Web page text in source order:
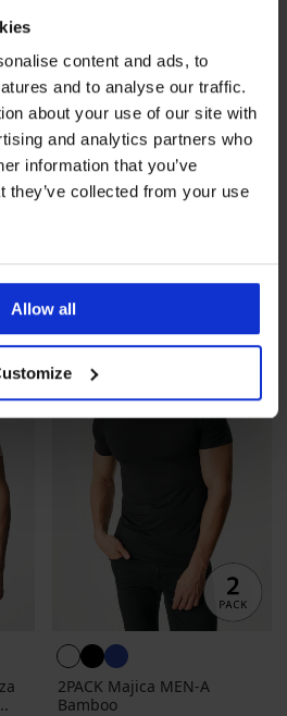
content and ads, to
and to analyse our traffic.
about your use of our site with
and analytics partners who
information that you’ve
they’ve collected from your use
Allow all
53,99 €
2PACK Majica MEN-A
Bamboo